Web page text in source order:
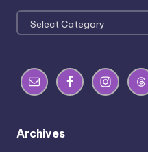
Categories
Archives